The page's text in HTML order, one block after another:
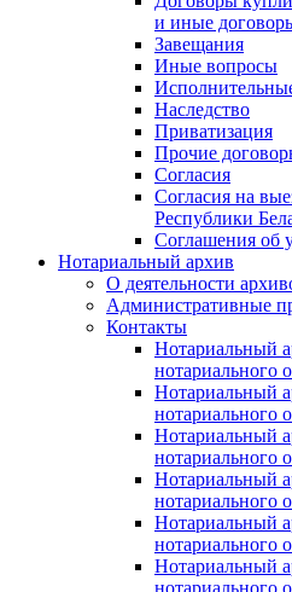
и иные
Завещания
Иные вопросы
Наследство
Приватизация
Прочие
Согласия
Согласия на
Республики
Соглашения об
Нотариальный архив
О деятельности
Административные
Контакты
Нотариальный
нотариального
Нотариальный
нотариального
Нотариальный
нотариального
Нотариальный
нотариального
Нотариальный
нотариального
Нотариальный
нотариального